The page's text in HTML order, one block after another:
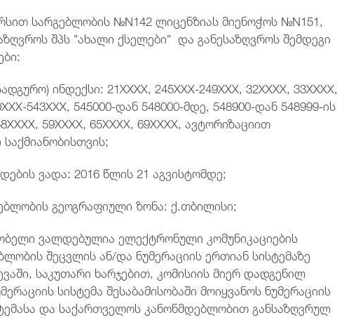
სარგებლობის №N142 ლიცენზიას მიენოჭოს №N151,
შპს ”ახალი ქსელები” და განესაზღვროს შემდეგი
ინდექსი: 21XXXX, 245XXX-249XXX, 32XXXX, 33XXXX,
543XXX, 545000-დან 548000-მდე, 548900-დან 548999-ის
59XXXX, 65XXXX, 69XXXX, ავტორიზაციით
ვადა: 2016 წლის 21 აგვისტომდე;
გეოგრაფიული ზონა: ქ.თბილისი;
ვალდებულია ელექტრონული კომუნიკაციების
შეცვლის ან/და ნუმერაციის ერთიან სისტემაზე
საკუთარი ხარჯებით, კომისიის მიერ დადგენილ
სისტემა შესაბამისობაში მოიყვანოს ნუმერაციის
და საქართველოს კანონმდებლობით განსაზღვრულ